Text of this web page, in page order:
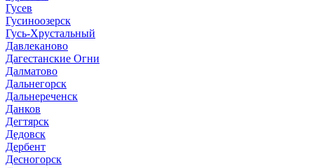
Гусев
Гусиноозерск
Гусь-Хрустальный
Давлеканово
Дагестанские Огни
Далматово
Дальнегорск
Дальнереченск
Данков
Дегтярск
Дедовск
Дербент
Десногорск